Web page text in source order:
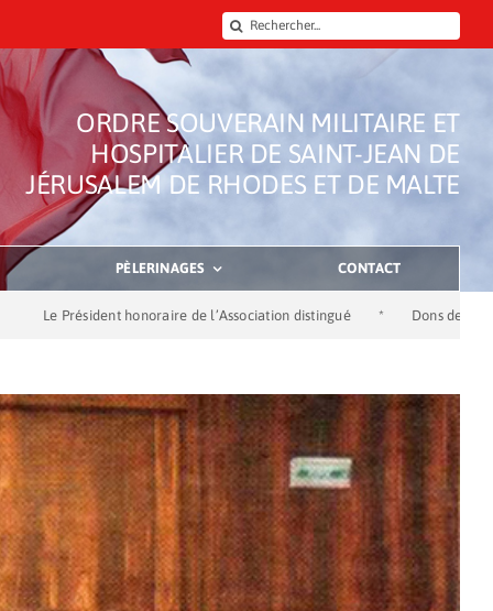
Rechercher:
ORDRE SOUVERAIN MILITAIRE ET
HOSPITALIER DE SAINT-JEAN DE
JÉRUSALEM DE RHODES ET DE MALTE
PÈLERINAGES CONTACT
* Dons de la Société des Bains de Mer * Célébration de